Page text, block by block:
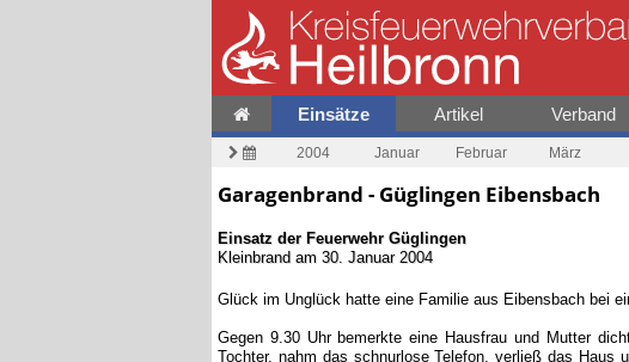
Einsätze Artikel Verband
2004 Januar Februar März
Garagenbrand - Güglingen Eibensbach
Einsatz der FeuerwehrGüglingen
Kleinbrand am 30. Januar 2004
Glück im Unglück hatte eine Familie aus Eibensbach bei
Gegen 9.30 Uhr bemerkte eine Hausfrau und Mutter
Tochter, nahm das schnurlose Telefon, verließ das Haus